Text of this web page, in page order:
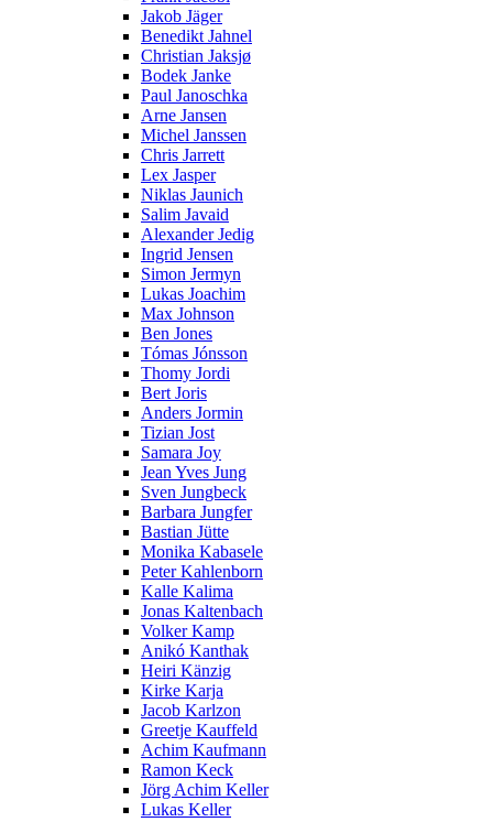
Jakob Jäger
Benedikt Jahnel
Christian Jaksjø
Bodek Janke
Paul Janoschka
Arne Jansen
Michel Janssen
Chris Jarrett
Lex Jasper
Niklas Jaunich
Salim Javaid
Alexander Jedig
Ingrid Jensen
Simon Jermyn
Lukas Joachim
Max Johnson
Ben Jones
Tómas Jónsson
Thomy Jordi
Bert Joris
Anders Jormin
Tizian Jost
Samara Joy
Jean Yves Jung
Sven Jungbeck
Barbara Jungfer
Bastian Jütte
Monika Kabasele
Peter Kahlenborn
Kalle Kalima
Jonas Kaltenbach
Volker Kamp
Anikó Kanthak
Heiri Känzig
Kirke Karja
Jacob Karlzon
Greetje Kauffeld
Achim Kaufmann
Ramon Keck
Jörg Achim Keller
Lukas Keller